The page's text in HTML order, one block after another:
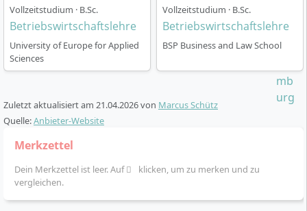
von theoretischem Wissen und praktischer
Anwendung durch Fallstudien und Gruppenarbeit
bereitet dich gezielt auf Herausforderungen im
Berufsalltag vor.
Wie läuft das berufsbegleitende Studium in
Vollzeitstudium · B.Sc.
Betriebswirtschaftslehre
University of Europe for Applied
Sciences
Vollzeitstudium · B.Sc.
Betriebswirtschaftslehre
BSP Business and Law School
Zuletzt aktualisiert am 21.04.2026von Marcus Schütz
Quelle:Anbieter-Website
Merkzettel
Dein Merkzettel ist leer. Auf
klicken, um zu merken und zu
vergleichen.